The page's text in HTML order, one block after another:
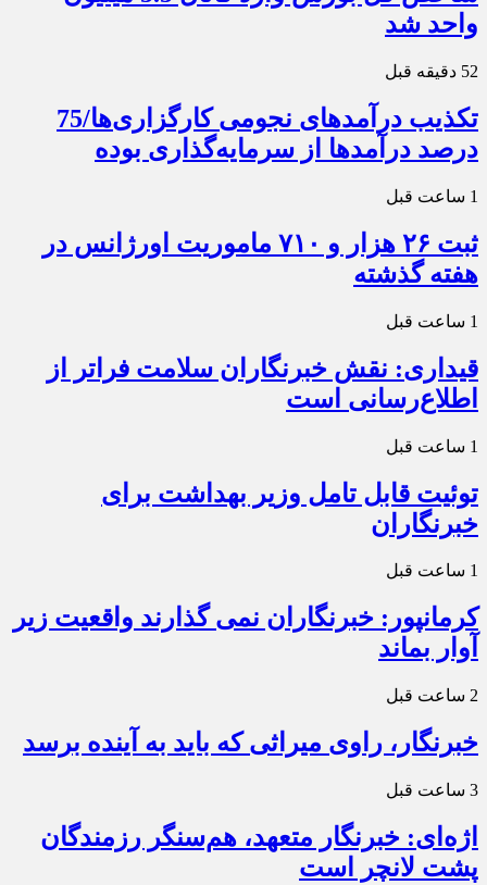
واحد شد
52 دقیقه قبل
تکذیب درآمدهای نجومی کارگزاری‌ها/75
درصد درآمدها از سرمایه‌گذاری بوده
1 ساعت قبل
ثبت ۲۶ هزار و ۷۱۰ ماموریت اورژانس در
هفته گذشته
1 ساعت قبل
قیداری: نقش خبرنگاران سلامت فراتر از
اطلاع‌رسانی است
1 ساعت قبل
توئیت قابل تامل وزیر بهداشت برای
خبرنگاران
1 ساعت قبل
کرمانپور: خبرنگاران نمی گذارند واقعیت زیر
آوار بماند
2 ساعت قبل
خبرنگار، راوی میراثی که باید به آینده برسد
3 ساعت قبل
اژه‌ای: خبرنگار متعهد، هم‌سنگر رزمندگان
پشت لانچر است